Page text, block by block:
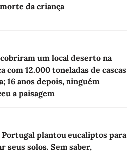
da criança
cobriram um local deserto na
com 12.000 toneladas de cascas
16 anos depois, ninguém
a paisagem
Portugal plantou eucaliptos para
seus solos. Sem saber,